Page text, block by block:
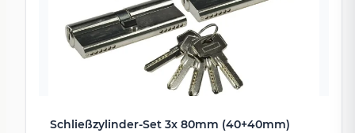
Schließzylinder-Set 3x 80mm (40+40mm)